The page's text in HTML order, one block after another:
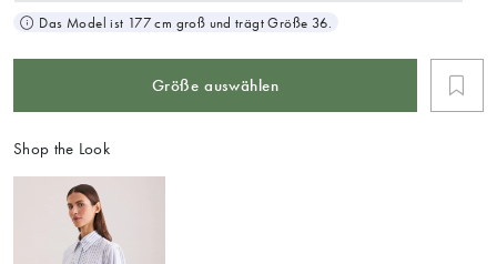
Das Model ist 177 cm groß und trägt Größe 36.
Größe auswählen
Shop the Look